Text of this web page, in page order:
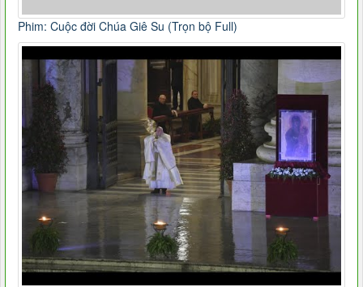
Phim: Cuộc đời Chúa Giê Su (Trọn bộ Full)